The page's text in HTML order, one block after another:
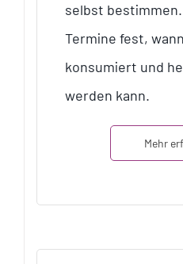
selbst
Termine fest,
konsumiert und
werden kann.
Mehr